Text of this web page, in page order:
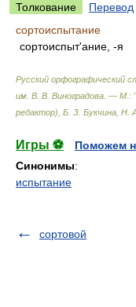
Толкование
Перевод
сортоиспытание
сортоиспыт'ание, -я
Русский орфографический
им. В. В. Виноградова. — М.:
редактор), Б. З. Букчина, Н.
Игры ⚽
Поможем
Синонимы:
испытание
сортовой